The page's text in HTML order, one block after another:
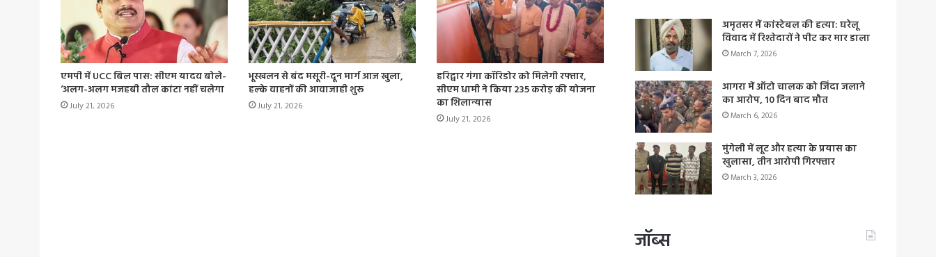
एमपी में UCC बिल पास: सीएम यादव बोले-
‘अलग-अलग मजहबी तौल कांटा नहीं चलेगा
July 21, 2026
भूस्खलन से बंद मसूरी-दून मार्ग आज खुला,
हल्के वाहनों की आवाजाही शुरू
July 21, 2026
हरिद्वार गंगा कॉरिडोर को मिलेगी रफ्तार,
सीएम धामी ने किया 235 करोड़ की योजना
का शिलान्यास
July 21, 2026
अमृतसर में कांस्टेबल की हत्या: घरेलू
विवाद में रिश्तेदारों ने पीट कर मार डाला
March 7, 2026
आगरा में ऑटो चालक को जिंदा जलाने
का आरोप, 10 दिन बाद मौत
March 6, 2026
मुंगेली में लूट और हत्या के प्रयास का
खुलासा, तीन आरोपी गिरफ्तार
March 3, 2026
जॉब्स